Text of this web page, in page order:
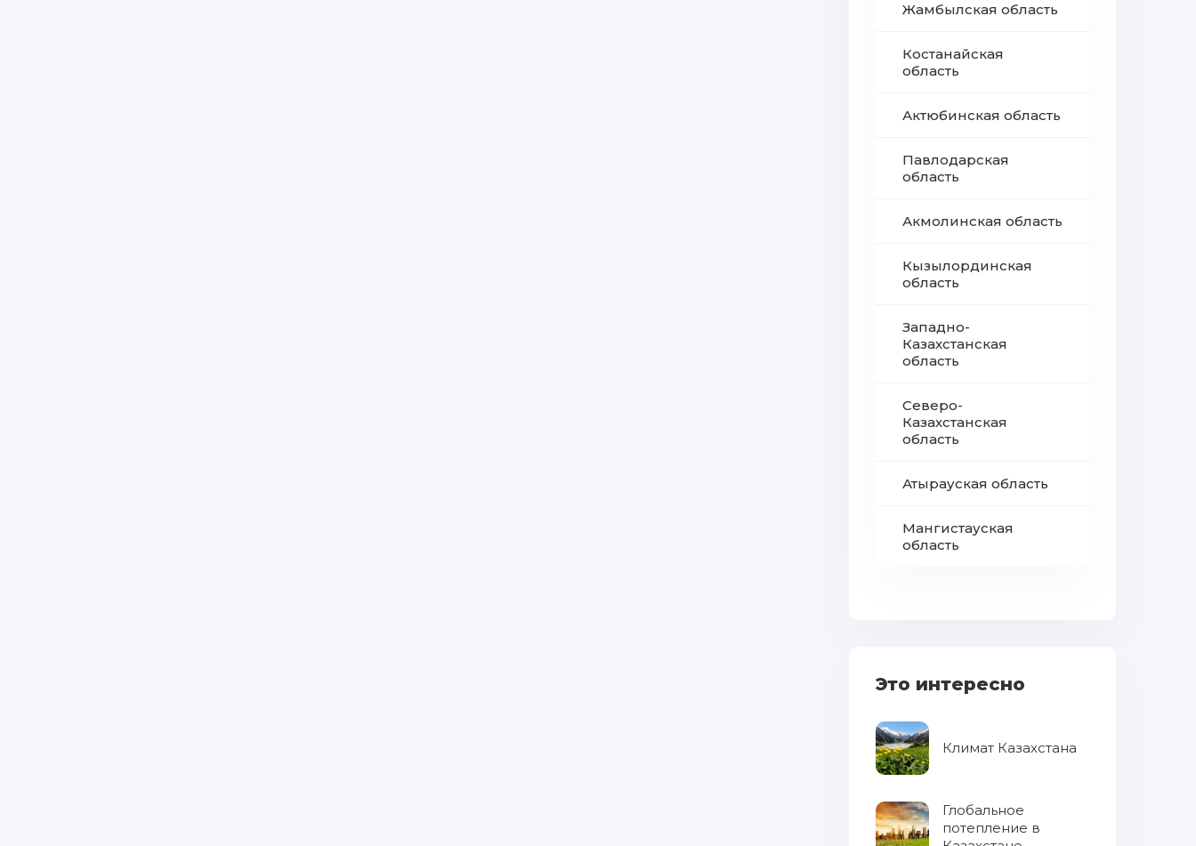
Жамбылская область
Костанайская
область
Актюбинская область
Павлодарская
область
Акмолинская область
Кызылординская
область
Западно-
Казахстанская
область
Северо-
Казахстанская
область
Атырауская область
Мангистауская
область
Это интересно
Климат Казахстана
Глобальное
потепление в